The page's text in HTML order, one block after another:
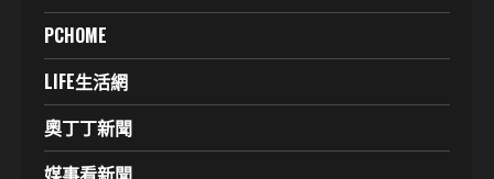
PCHOME
LIFE生活網
奧丁丁新聞